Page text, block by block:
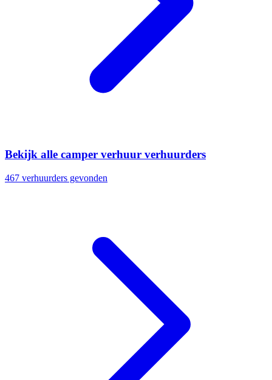
Bekijk alle camper verhuur verhuurders
467 verhuurders gevonden